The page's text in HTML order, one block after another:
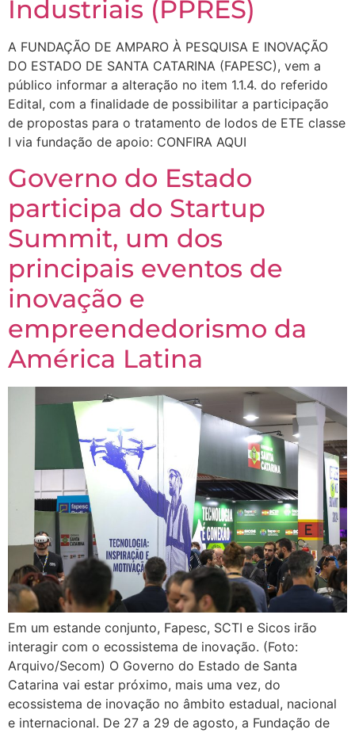
Industriais (PPRES)
A FUNDAÇÃO DE AMPARO À PESQUISA E INOVAÇÃO
DO ESTADO DE SANTA CATARINA (FAPESC), vem a
público informar a alteração no item 1.1.4. do referido
Edital, com a finalidade de possibilitar a participação
de propostas para o tratamento de lodos de ETE classe
I via fundação de apoio: CONFIRA AQUI
Governo do Estado
participa do Startup
Summit, um dos
principais eventos de
inovação e
empreendedorismo da
América Latina
Em um estande conjunto, Fapesc, SCTI e Sicos irão
interagir com o ecossistema de inovação. (Foto:
Arquivo/Secom) O Governo do Estado de Santa
Catarina vai estar próximo, mais uma vez, do
ecossistema de inovação no âmbito estadual, nacional
e internacional. De 27 a 29 de agosto, a Fundação de